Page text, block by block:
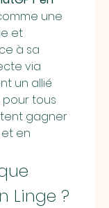
une
et
à sa
via
un allié
tous
gagner
en
Linge ?